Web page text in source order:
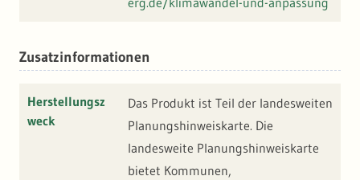
Zusatzinformationen
Herstellungsz
weck
Das Produkt ist Teil der landesweiten
Planungshinweiskarte. Die
landesweite Planungshinweiskarte
bietet Kommunen,